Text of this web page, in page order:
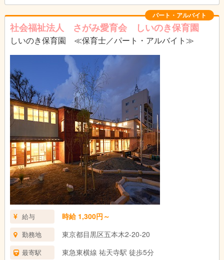
パート・アルバイト
社会福祉法人 さがみ愛育会 しいのき保育園
しいのき保育園 ≪保育士／パート・アルバイト≫
給与 時給 1,300円～
勤務地 東京都目黒区五本木2-20-20
最寄駅 東急東横線 祐天寺駅 徒歩5分